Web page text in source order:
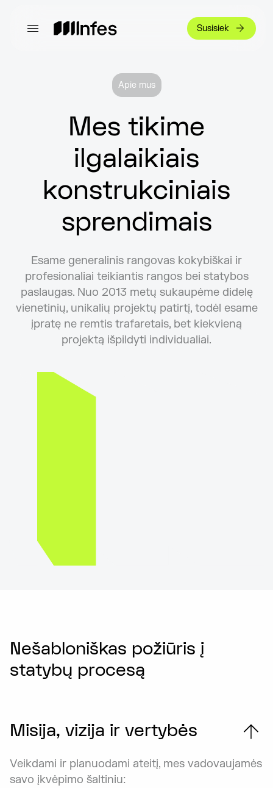
Susisiek
Apie mus
Mes tikime
ilgalaikiais
konstrukciniais
sprendimais
Esame generalinis rangovas kokybiškai ir
profesionaliai teikiantis rangos bei statybos
paslaugas. Nuo 2013 metų sukaupėme didelę
vienetinių, unikalių projektų patirtį, todėl esame
įpratę ne remtis trafaretais, bet kiekvieną
projektą išpildyti individualiai.
Nešabloniškas požiūris į
statybų procesą
Misija, vizija ir vertybės
Veikdami ir planuodami ateitį, mes vadovaujamės
savo įkvėpimo šaltiniu: